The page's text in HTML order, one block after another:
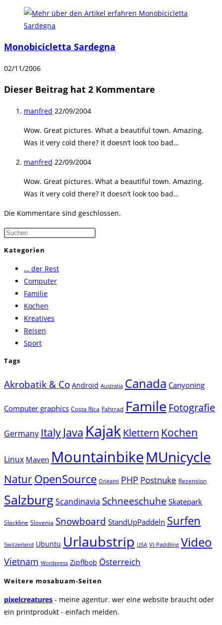
Monobicicletta Sardegna
02/11/2006
Dieser Beitrag hat 2 Kommentare
manfred 22/09/2004
Wow. Great pictures. What a beautiful town. Amazing.
Was it very cold there? It doesn’t look too bad…
manfred 22/09/2004
Wow. Great pictures. What a beautiful town. Amazing.
Was it very cold there? It doesn’t look too bad…
Die Kommentare sind geschlossen.
Press
Kategorien
… der Rest
Computer
Familie
Kochen
Kreatives
Reisen
Sport
Tags
Akrobatik & Co Android Australia Canada Canyoning
Computer graphics Costa Rica Fahrrad Famile Fotografie
Germany Italy Java Kajak Klettern Kochen
Linux Maven MountainbikeMUnicycle
NaturOpenSource Origami PHP Postnuke Rezension
SalzburgScandinavia Schneeschuhe Skatepark
Slackline Slovenia Snowboard StandUpPaddeln Surfen
Switzerland Ubuntu Urlaubstrip USA VI-Paddling Video
Vietnam Wordpress Zipflbob Österreich
Weitere mosabuam-Seiten
pixelcreatures - meine agentur. wer eine website braucht oder
ein printprodukt - einfach melden.